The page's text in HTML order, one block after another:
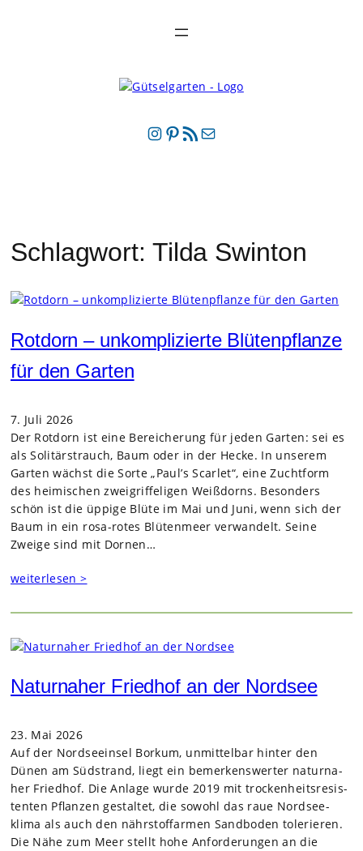
Instagram
Pinterest
RSS-Feed
E-Mail
Schlagwort: Tilda Swinton
Rotdorn – unkomplizierte Blütenpflanze
für den Garten
7. Juli 2026
Der Rot­dorn ist eine Berei­che­rung für jeden Gar­ten: sei es
als Soli­tär­strauch, Baum oder in der Hecke. In unse­rem
Gar­ten wächst die Sorte „Paul’s Scar­let“, eine Zucht­form
des hei­mi­schen zwei­grif­fe­li­gen Weiß­dorns. Beson­ders
schön ist die üppige Blüte im Mai und Juni, wenn sich der
Baum in ein rosa-rotes Blü­ten­meer ver­wan­delt. Seine
Zweige sind mit Dor­nen…
weiterlesen >
Naturnaher Friedhof an der Nordsee
23. Mai 2026
Auf der Nord­see­insel Bor­kum, unmit­tel­bar hin­ter den
Dünen am Süd­strand, liegt ein bemer­kens­wer­ter natur­na­
her Fried­hof. Die Anlage wurde 2019 mit tro­cken­heits­re­sis­
ten­ten Pflan­zen gestal­tet, die sowohl das raue Nord­see­
klima als auch den nähr­stoff­ar­men Sand­bo­den tole­rie­ren.
Die Nähe zum Meer stellt hohe Anfor­de­run­gen an die